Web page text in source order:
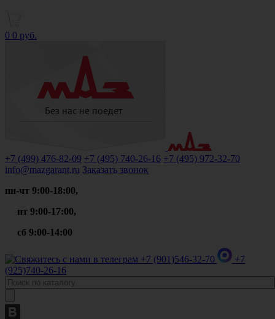
0 0 руб.
+7 (499) 476-82-09 +7 (495) 740-26-16 +7 (495) 972-32-70
info@mazgarant.ru Заказать звонок
пн-чт 9:00-18:00,
пт 9:00-17:00,
сб 9:00-14:00
+7 (901)546-32-70
+7
(925)740-26-16